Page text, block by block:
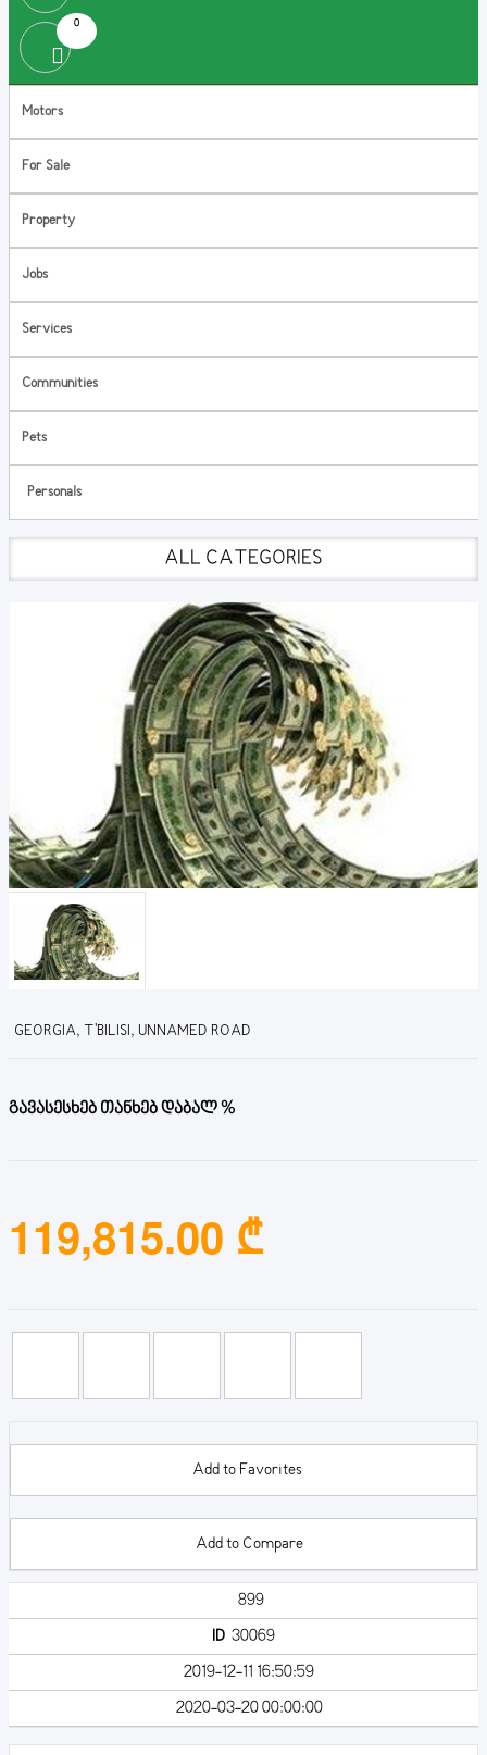
0
Motors
For Sale
Property
Jobs
Services
Communities
Pets
Personals
ALL CATEGORIES
GEORGIA, T'BILISI, UNNAMED ROAD
გავასესხებ თანხებ დაბალ %
119,815.00 ₾
Add to Favorites
Add to Compare
899
ID30069
2019-12-11 16:50:59
2020-03-20 00:00:00